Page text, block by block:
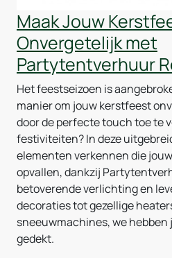
Maak Jouw
Onvergetelijk met
Partytentverhuur
Het feestseizoen is
manier om jouw kerstfeest
door de perfecte touch toe te
festiviteiten? In deze
elementen verkennen die
opvallen, dankzij
betoverende verlichting en
decoraties tot gezellige
sneeuwmachines, we
gedekt.